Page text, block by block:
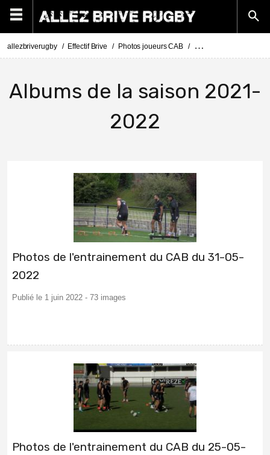
allezbriverugby Effectif Brive Photos joueurs CAB Photos rugby Brive
Albums de la saison 2021-
2022
Photos de l'entrainement du CAB du 31-05-
2022
Publié le 1 juin 2022 - 73 images
Photos de l'entrainement du CAB du 25-05-